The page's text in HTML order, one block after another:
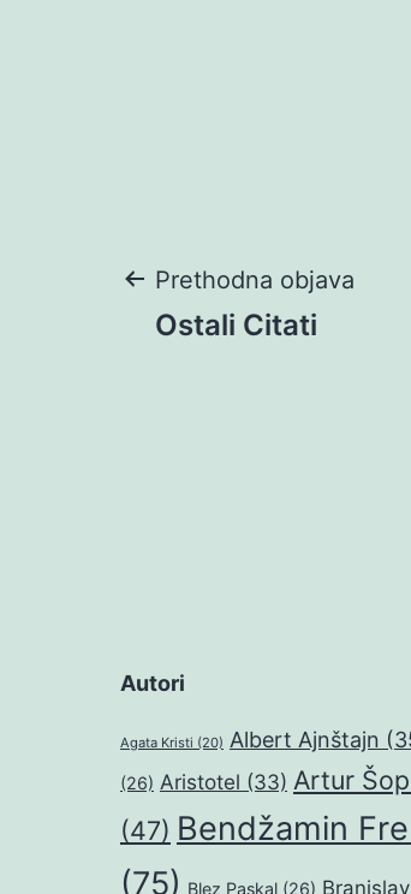
Navigacija
Prethodna objava
Ostali Citati
Autori
Agata Kristi (20) Albert Ajnštajn
(26) Aristotel (33) Artur
(47) Bendžamin
(75) Blez Paskal (26)